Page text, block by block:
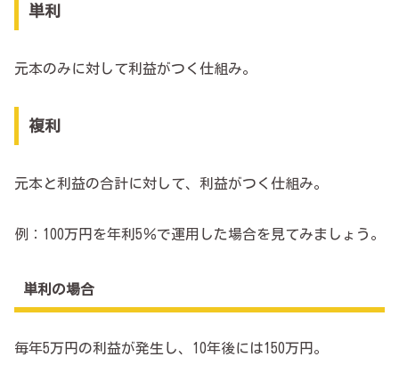
単利
元本のみに対して利益がつく仕組み。
複利
元本と利益の合計に対して、利益がつく仕組み。
例：100万円を年利5％で運用した場合を見てみましょう。
単利の場合
毎年5万円の利益が発生し、10年後には150万円。